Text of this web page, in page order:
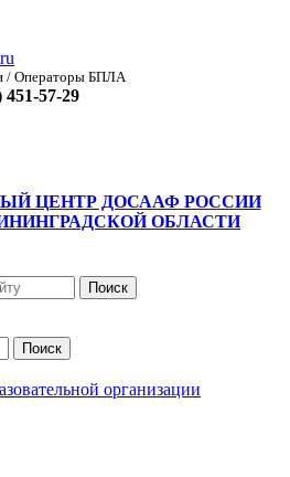
/ Операторы БПЛА
451-57-29
ЦЕНТР ДОСААФ РОССИИ
ОБЛАСТИ
организации